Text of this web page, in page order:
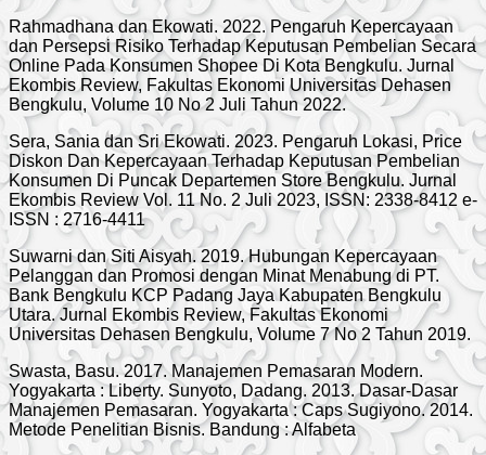
Rahmadhana dan Ekowati. 2022. Pengaruh Kepercayaan
dan Persepsi Risiko Terhadap Keputusan Pembelian Secara
Online Pada Konsumen Shopee Di Kota Bengkulu. Jurnal
Ekombis Review, Fakultas Ekonomi Universitas Dehasen
Bengkulu, Volume 10 No 2 Juli Tahun 2022.
Sera, Sania dan Sri Ekowati. 2023. Pengaruh Lokasi, Price
Diskon Dan Kepercayaan Terhadap Keputusan Pembelian
Konsumen Di Puncak Departemen Store Bengkulu. Jurnal
Ekombis Review Vol. 11 No. 2 Juli 2023, ISSN: 2338-8412 e-
ISSN : 2716-4411
Suwarni dan Siti Aisyah. 2019. Hubungan Kepercayaan
Pelanggan dan Promosi dengan Minat Menabung di PT.
Bank Bengkulu KCP Padang Jaya Kabupaten Bengkulu
Utara. Jurnal Ekombis Review, Fakultas Ekonomi
Universitas Dehasen Bengkulu, Volume 7 No 2 Tahun 2019.
Swasta, Basu. 2017. Manajemen Pemasaran Modern.
Yogyakarta : Liberty. Sunyoto, Dadang. 2013. Dasar-Dasar
Manajemen Pemasaran. Yogyakarta : Caps Sugiyono. 2014.
Metode Penelitian Bisnis. Bandung : Alfabeta